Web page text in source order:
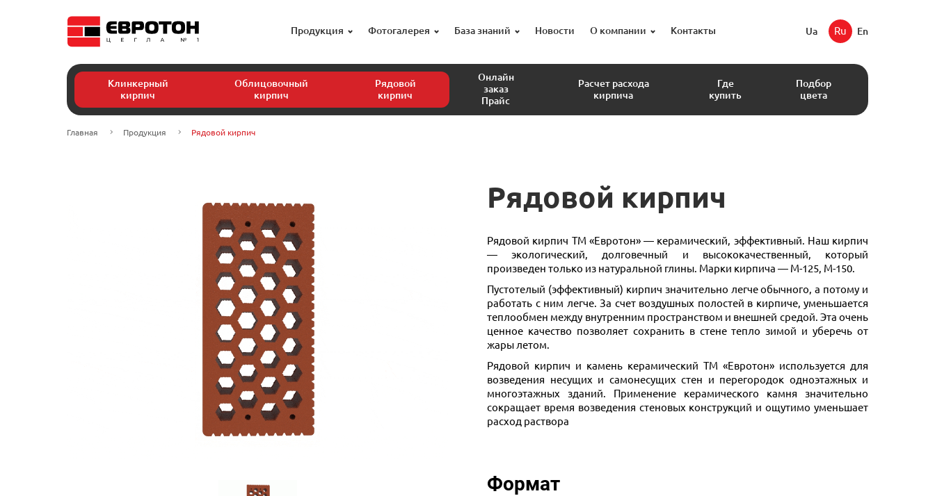
Продукция Фотогалерея База знаний Новости О компании Контакты Ua Ru En
Клинкерный
кирпич
Облицовочный
кирпич
Рядовой
кирпич
Онлайн
заказ
Прайс
Расчет расхода
кирпича
Где
купить
Подбор
цвета
Главная Продукция Рядовой кирпич
Рядовой кирпич
Рядовой кирпич ТМ «Евротон» — керамический, эффективный. Наш кирпич
— экологический, долговечный и высококачественный, который
произведен только из натуральной глины. Марки кирпича — М-125, М-150.
Пустотелый (эффективный) кирпич значительно легче обычного, а потому и
работать с ним легче. За счет воздушных полостей в кирпиче, уменьшается
теплообмен между внутренним пространством и внешней средой. Эта очень
ценное качество позволяет сохранить в стене тепло зимой и уберечь от
жары летом.
Рядовой кирпич и камень керамический ТМ «Евротон» используется для
возведения несущих и самонесущих стен и перегородок одноэтажных и
многоэтажных зданий. Применение керамического камня значительно
сокращает время возведения стеновых конструкций и ощутимо уменьшает
расход раствора
Формат